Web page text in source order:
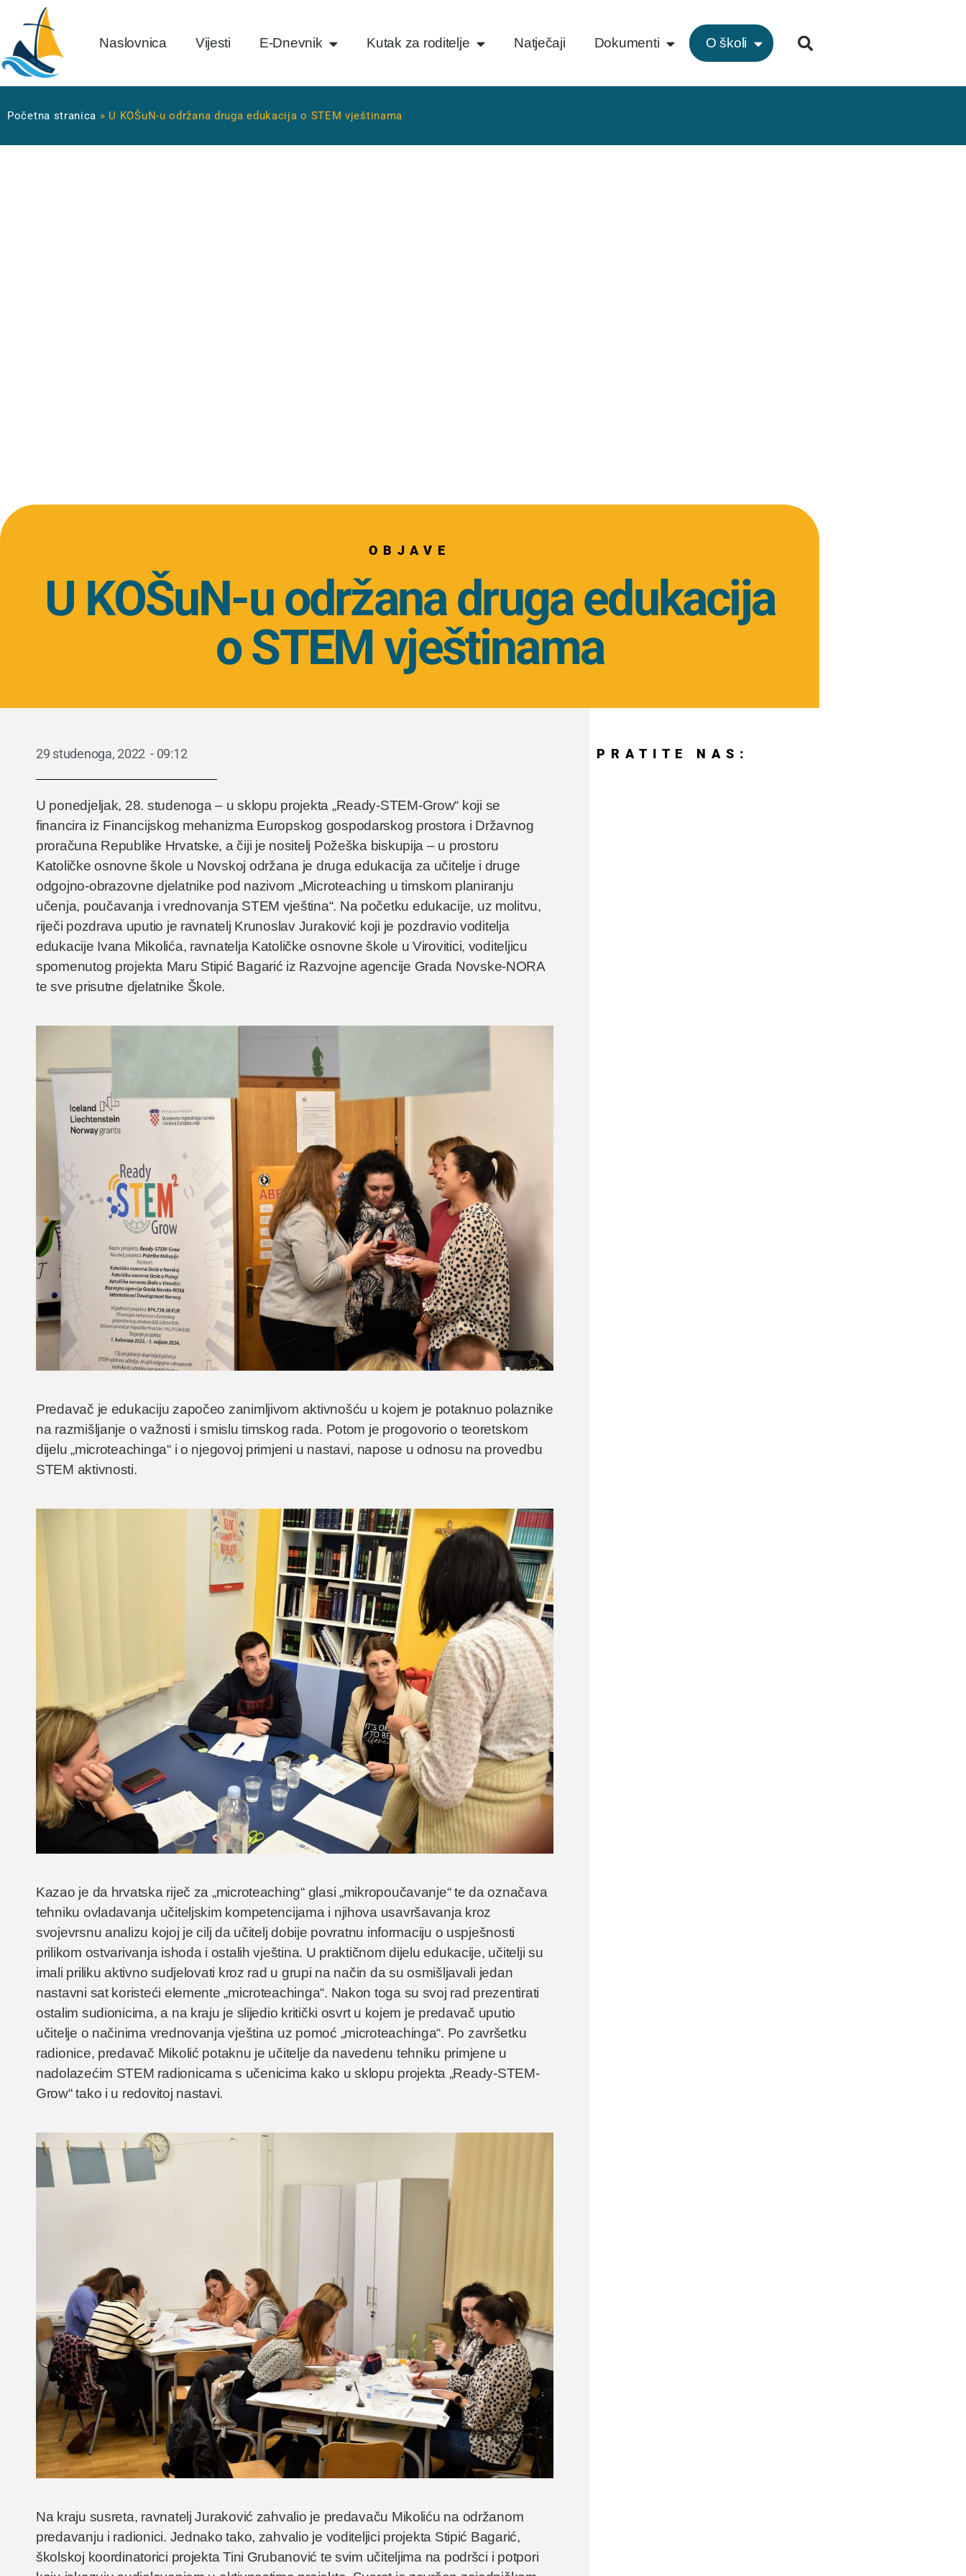
Naslovnica Vijesti E-Dnevnik Kutak za roditelje Natječaji Dokumenti O školi
Početna stranica » U KOŠuN-u održana druga edukacija o STEM vještinama
OBJAVE
U KOŠuN-u održana druga edukacija
o STEM vještinama
29 studenoga, 2022 - 09:12
U ponedjeljak, 28. studenoga – u sklopu projekta „Ready-STEM-Grow“ koji se
financira iz Financijskog mehanizma Europskog gospodarskog prostora i Državnog
proračuna Republike Hrvatske, a čiji je nositelj Požeška biskupija – u prostoru
Katoličke osnovne škole u Novskoj održana je druga edukacija za učitelje i druge
odgojno-obrazovne djelatnike pod nazivom „Microteaching u timskom planiranju
učenja, poučavanja i vrednovanja STEM vještina“. Na početku edukacije, uz molitvu,
riječi pozdrava uputio je ravnatelj Krunoslav Juraković koji je pozdravio voditelja
edukacije Ivana Mikolića, ravnatelja Katoličke osnovne škole u Virovitici, voditeljicu
spomenutog projekta Maru Stipić Bagarić iz Razvojne agencije Grada Novske-NORA
te sve prisutne djelatnike Škole.
Predavač je edukaciju započeo zanimljivom aktivnošću u kojem je potaknuo polaznike
na razmišljanje o važnosti i smislu timskog rada. Potom je progovorio o teoretskom
dijelu „microteachinga“ i o njegovoj primjeni u nastavi, napose u odnosu na provedbu
STEM aktivnosti.
Kazao je da hrvatska riječ za „microteaching“ glasi „mikropoučavanje“ te da označava
tehniku ovladavanja učiteljskim kompetencijama i njihova usavršavanja kroz
svojevrsnu analizu kojoj je cilj da učitelj dobije povratnu informaciju o uspješnosti
prilikom ostvarivanja ishoda i ostalih vještina. U praktičnom dijelu edukacije, učitelji su
imali priliku aktivno sudjelovati kroz rad u grupi na način da su osmišljavali jedan
nastavni sat koristeći elemente „microteachinga“. Nakon toga su svoj rad prezentirati
ostalim sudionicima, a na kraju je slijedio kritički osvrt u kojem je predavač uputio
učitelje o načinima vrednovanja vještina uz pomoć „microteachinga“. Po završetku
radionice, predavač Mikolić potaknu je učitelje da navedenu tehniku primjene u
nadolazećim STEM radionicama s učenicima kako u sklopu projekta „Ready-STEM-
Grow“ tako i u redovitoj nastavi.
Na kraju susreta, ravnatelj Juraković zahvalio je predavaču Mikoliću na održanom
predavanju i radionici. Jednako tako, zahvalio je voditeljici projekta Stipić Bagarić,
školskoj koordinatorici projekta Tini Grubanović te svim učiteljima na podršci i potpori
PRATITE NAS: